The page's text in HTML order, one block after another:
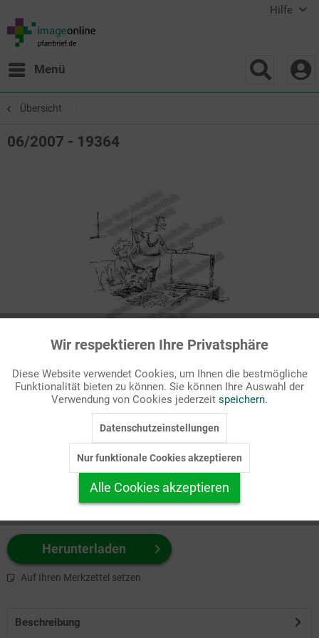
Hilfe
Menü
Übersicht
06/2007 - 19364
Passende Stichworte
Kirche
zuerst Ihr Produktformat aus.
z.B. Farbe-Grafik, Schwarz-Weiß-Grafik, mit/ohne Text ...
Herunterladen
Auf Ihren Merkzettel setzen
Beschreibung
Funktionale Aktiv
Marketing Inaktiv
Personalisierung Inaktiv
Service
Wir respektieren Ihre Privatsphäre
Diese Website verwendet Cookies, um Ihnen die bestmögliche
Funktionalität bieten zu können. Sie können Ihre Auswahl der
Verwendung von Cookies jederzeit speichern.
Datenschutzeinstellungen
Nur funktionale Cookies akzeptieren
Alle Cookies akzeptieren